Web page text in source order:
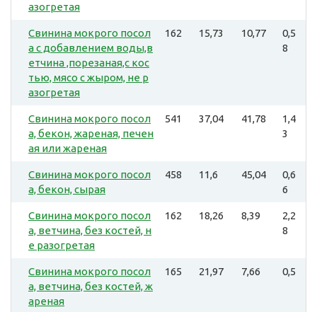
азогретая
Свинина мокрого посол
а с добавлением воды,в
етчина ,порезаная,с кос
тью, мясо с жыром, не р
азогретая
162 15,73 10,77
0,5
8
Свинина мокрого посол
а, бекон, жареная, печен
ая или жареная
541 37,04 41,78
1,4
3
Свинина мокрого посол
а, бекон, сырая
458 11,6 45,04
0,6
6
Свинина мокрого посол
а, ветчина, без костей, н
е разогретая
162 18,26 8,39
2,2
8
Свинина мокрого посол
а, ветчина, без костей, ж
ареная
165 21,97 7,66 0,5